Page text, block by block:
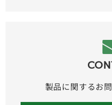
製品に関するお